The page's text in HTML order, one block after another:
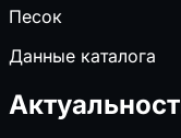
Песок
Данные каталога